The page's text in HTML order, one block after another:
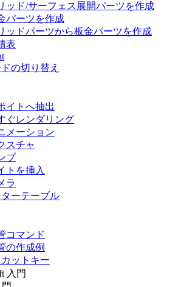
ッド/サーフェス展開パーツを作成
パーツを作成
ッドパーツから板金パーツを作成
表
の切り替え
イトへ抽出
ぐレンダリング
メーション
スチャ
プ
トを挿入
ラ
ーテーブル
コマンド
の作成例
ットキー
入門